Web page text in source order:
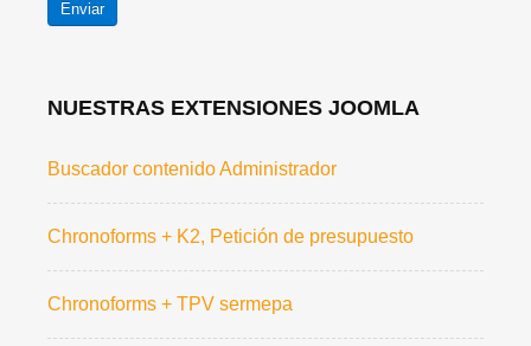
Enviar
NUESTRAS EXTENSIONES JOOMLA
Buscador contenido Administrador
Chronoforms + K2, Petición de presupuesto
Chronoforms + TPV sermepa